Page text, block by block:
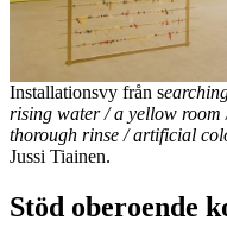
Installationsvy från s
rising water / a yellow room
thorough rinse / artificial
Jussi Tiainen.
Stöd oberoende